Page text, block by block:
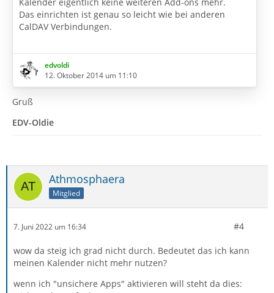
Das einrichten ist genau so leicht wie bei anderen
CalDAV Verbindungen.
Einfach seine Google-Mail Adresse eingeben und dann
auf Kalender suchen klicken.
Jetzt kann man aus allen Kalendern, die man in Google
eingerichtet hat auswählen.
Wenn ein neue Google Mail Adresse in Thunderbird
eingerichtet wird, kann man sofort beim einrichten der
Wenn Ihr auch externe…
edvoldi
12. Oktober 2014 um 11:10
Gruß
EDV-Oldie
Athmosphaera
Mitglied
7. Juni 2022 um 16:34 #4
wow da steig ich grad nicht durch. Bedeutet das ich kann
meinen Kalender nicht mehr nutzen?
wenn ich "unsichere Apps" aktivieren will steht da dies: